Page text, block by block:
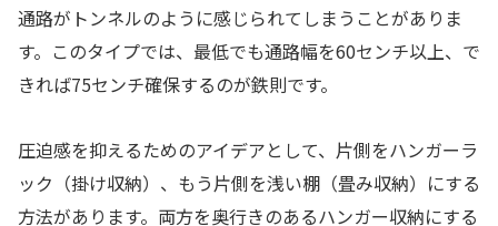
通路がトンネルのように感じられてしまうことがありま
す。このタイプでは、最低でも通路幅を60センチ以上、で
きれば75センチ確保するのが鉄則です。
圧迫感を抑えるためのアイデアとして、片側をハンガーラ
ック（掛け収納）、もう片側を浅い棚（畳み収納）にする
方法があります。両方を奥行きのあるハンガー収納にする